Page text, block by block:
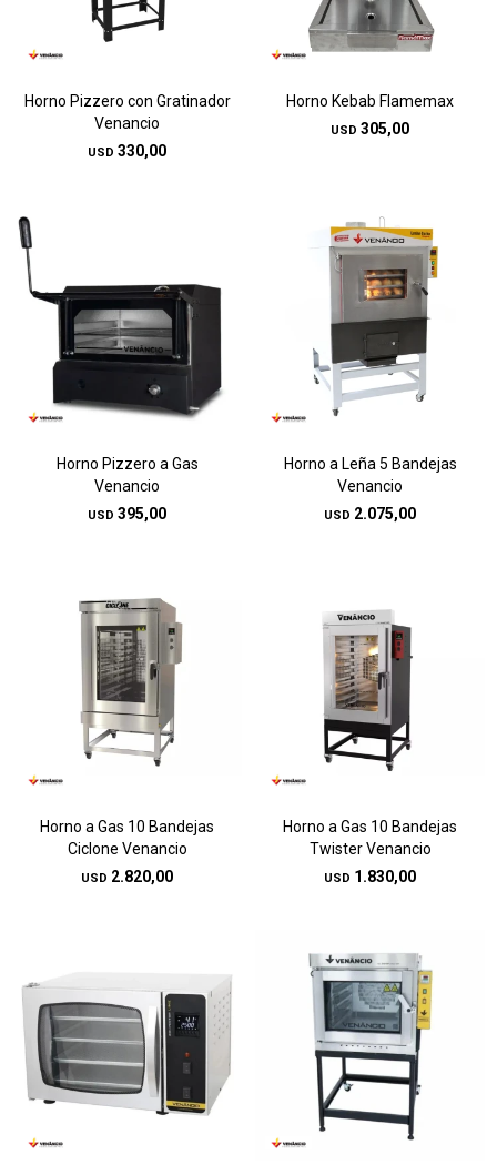
Horno Pizzero con Gratinador
Venancio
USD 330,00
Horno Kebab Flamemax
USD 305,00
Horno Pizzero a Gas
Venancio
USD 395,00
Horno a Leña 5 Bandejas
Venancio
USD 2.075,00
Horno a Gas 10 Bandejas
Ciclone Venancio
USD 2.820,00
Horno a Gas 10 Bandejas
Twister Venancio
USD 1.830,00